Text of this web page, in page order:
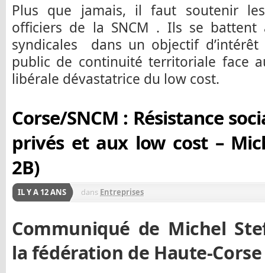
Plus que jamais, il faut soutenir
officiers de la SNCM . Ils se battent
syndicales dans un objectif
public de continuité territoriale face
libérale dévastatrice du low cost.
Corse/SNCM : Résistance
privés et aux low cost –
2B)
IL Y A 12 ANS dans Entreprises
Communiqué de Michel
la fédération de Haute-Corse